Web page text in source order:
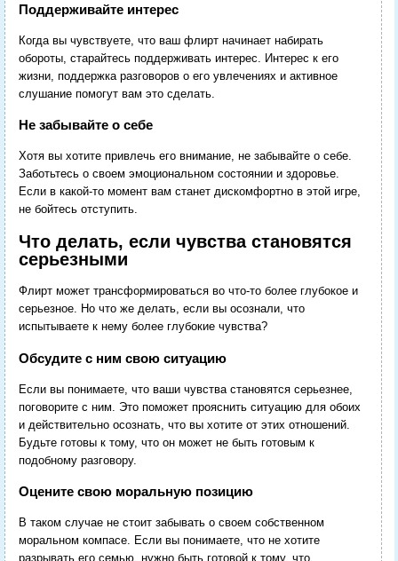
Поддерживайте интерес
Когда вы чувствуете, что ваш флирт начинает набирать
обороты, старайтесь поддерживать интерес. Интерес к его
жизни, поддержка разговоров о его увлечениях и активное
слушание помогут вам это сделать.
Не забывайте о себе
Хотя вы хотите привлечь его внимание, не забывайте о себе.
Заботьтесь о своем эмоциональном состоянии и здоровье.
Если в какой-то момент вам станет дискомфортно в этой игре,
не бойтесь отступить.
Что делать, если чувства становятся
серьезными
Флирт может трансформироваться во что-то более глубокое и
серьезное. Но что же делать, если вы осознали, что
испытываете к нему более глубокие чувства?
Обсудите с ним свою ситуацию
Если вы понимаете, что ваши чувства становятся серьезнее,
поговорите с ним. Это поможет прояснить ситуацию для обоих
и действительно осознать, что вы хотите от этих отношений.
Будьте готовы к тому, что он может не быть готовым к
подобному разговору.
Оцените свою моральную позицию
В таком случае не стоит забывать о своем собственном
моральном компасе. Если вы понимаете, что не хотите
разрывать его семью, нужно быть готовой к тому, что,